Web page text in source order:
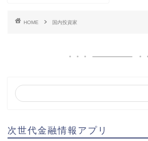
HOME 国内投資家
次世代金融情報アプリ